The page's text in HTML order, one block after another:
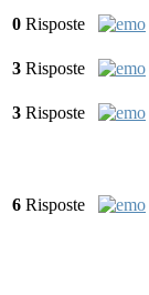
0 Risposte
3 Risposte
3 Risposte
6 Risposte